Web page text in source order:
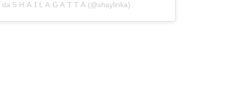
da 𝖲 𝖧 𝖠 𝖨 𝖫 𝖠 𝖦 𝖠 𝖳 𝖳 𝖠 (@shaylinka)